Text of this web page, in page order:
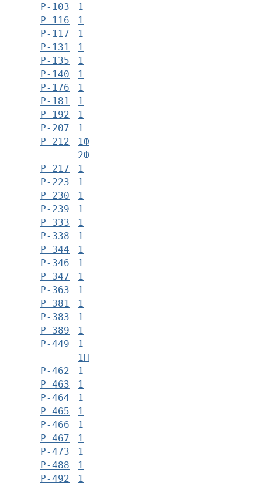
Р-103
1
Р-116
1
Р-117
1
Р-131
1
Р-135
1
Р-140
1
Р-176
1
Р-181
1
Р-192
1
Р-207
1
Р-212
1Ф
2Ф
Р-217
1
Р-223
1
Р-230
1
Р-239
1
Р-333
1
Р-338
1
Р-344
1
Р-346
1
Р-347
1
Р-363
1
Р-381
1
Р-383
1
Р-389
1
Р-449
1
1П
Р-462
1
Р-463
1
Р-464
1
Р-465
1
Р-466
1
Р-467
1
Р-473
1
Р-488
1
Р-492
1